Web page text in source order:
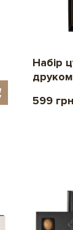
Набір
599 грн